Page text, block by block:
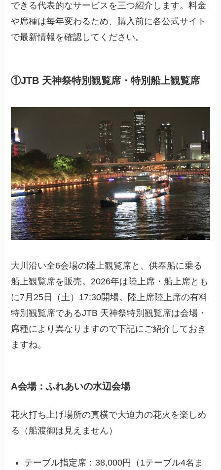
できる代表的なサービスを三つ紹介します。料金
や席種は毎年変わるため、購入前に各公式サイト
で最新情報を確認してください。
①JTB 天神祭特別観覧席・特別船上観覧席
大川沿い全6会場の陸上観覧席と、供奉船に乗る
船上観覧席を販売。2026年は陸上席・船上席とも
に7月25日（土）17:30開場。陸上席陸上席の有料
特別観覧席であるJTB 天神祭特別観覧席は会場・
席種により異なりますので下記にご紹介しておき
ますね。
A会場：ふれあいの水辺会場
花火打ち上げ場所の真横で大迫力の花火を楽しめ
る（船渡御は見えません）
テーブル指定席：38,000円（1テーブル4名ま